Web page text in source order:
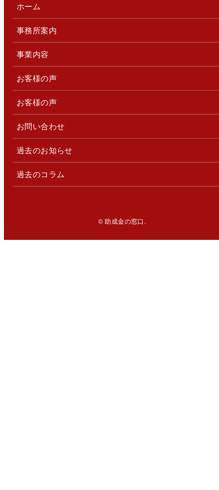
ホーム
事務所案内
事業内容
お客様の声
お客様の声
お問い合わせ
過去のお知らせ
過去のコラム
© 助成金の窓口.